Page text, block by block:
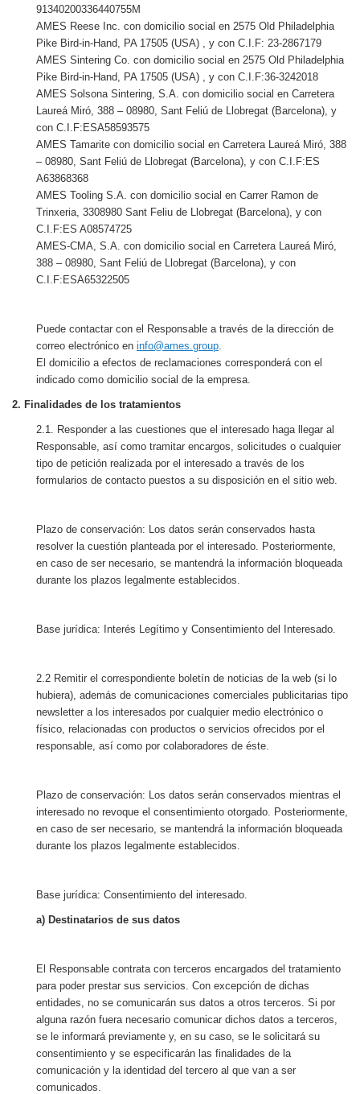
91340200336440755M
AMES Reese Inc. con domicilio social en 2575 Old Philadelphia
Pike Bird-in-Hand, PA 17505 (USA) , y con C.I.F: 23-2867179
AMES Sintering Co. con domicilio social en 2575 Old Philadelphia
Pike Bird-in-Hand, PA 17505 (USA) , y con C.I.F:36-3242018
AMES Solsona Sintering, S.A. con domicilio social en Carretera
Laureá Miró, 388 – 08980, Sant Feliú de Llobregat (Barcelona), y
con C.I.F:ESA58593575
AMES Tamarite con domicilio social en Carretera Laureá Miró, 388
– 08980, Sant Feliú de Llobregat (Barcelona), y con C.I.F:ES
A63868368
AMES Tooling S.A. con domicilio social en Carrer Ramon de
Trinxeria, 3308980 Sant Feliu de Llobregat (Barcelona), y con
C.I.F:ES A08574725
AMES-CMA, S.A. con domicilio social en Carretera Laureá Miró,
388 – 08980, Sant Feliú de Llobregat (Barcelona), y con
C.I.F:ESA65322505
Puede contactar con el Responsable a través de la dirección de
correo electrónico en info@ames.group.
El domicilio a efectos de reclamaciones corresponderá con el
indicado como domicilio social de la empresa.
2. Finalidades de los tratamientos
2.1. Responder a las cuestiones que el interesado haga llegar al
Responsable, así como tramitar encargos, solicitudes o cualquier
tipo de petición realizada por el interesado a través de los
formularios de contacto puestos a su disposición en el sitio web.
Plazo de conservación: Los datos serán conservados hasta
resolver la cuestión planteada por el interesado. Posteriormente,
en caso de ser necesario, se mantendrá la información bloqueada
durante los plazos legalmente establecidos.
Base jurídica: Interés Legítimo y Consentimiento del Interesado.
2.2 Remitir el correspondiente boletín de noticias de la web (si lo
hubiera), además de comunicaciones comerciales publicitarias tipo
newsletter a los interesados por cualquier medio electrónico o
físico, relacionadas con productos o servicios ofrecidos por el
responsable, así como por colaboradores de éste.
Plazo de conservación: Los datos serán conservados mientras el
interesado no revoque el consentimiento otorgado. Posteriormente,
en caso de ser necesario, se mantendrá la información bloqueada
durante los plazos legalmente establecidos.
Base jurídica: Consentimiento del interesado.
a) Destinatarios de sus datos
El Responsable contrata con terceros encargados del tratamiento
para poder prestar sus servicios. Con excepción de dichas
entidades, no se comunicarán sus datos a otros terceros. Si por
alguna razón fuera necesario comunicar dichos datos a terceros,
se le informará previamente y, en su caso, se le solicitará su
consentimiento y se especificarán las finalidades de la
comunicación y la identidad del tercero al que van a ser
comunicados.